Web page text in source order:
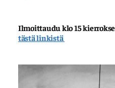
Ilmoittaudu klo 15
tästä linkistä